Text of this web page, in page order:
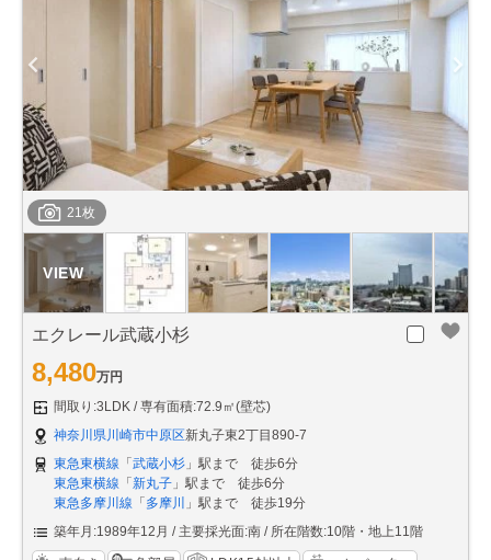
21枚
エクレール武蔵小杉
8,480万円
間取り:3LDK
専有面積:72.9㎡(壁芯)
神奈川県川崎市中原区新丸子東2丁目890-7
東急東横線 「 武蔵小杉 」駅まで 徒歩6分
東急東横線 「 新丸子 」駅まで 徒歩6分
東急多摩川線 「 多摩川
」駅まで 徒歩19分
築年月:1989年12月
主要採光面:南 所在階数:10階・地上11階